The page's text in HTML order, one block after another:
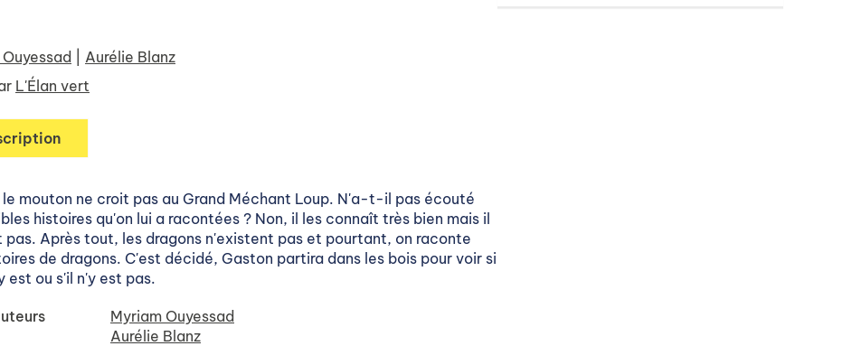
Aurélie Blanz
L'Élan vert
le mouton ne croit pas au Grand Méchant Loup. N'a-t-il pas écouté
histoires qu'on lui a racontées ? Non, il les connaît très bien mais il
pas. Après tout, les dragons n'existent pas et pourtant, on raconte
de dragons. C'est décidé, Gaston partira dans les bois pour voir si
est ou s'il n'y est pas.
Myriam Ouyessad
Aurélie Blanz